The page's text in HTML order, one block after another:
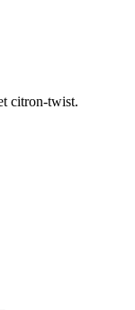
citron-twist.